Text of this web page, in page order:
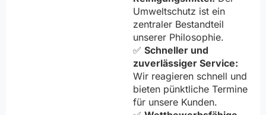
Umweltschutz ist ein
zentraler Bestandteil
unserer Philosophie.
✅ Schneller und
zuverlässiger Service:
Wir reagieren schnell und
bieten pünktliche Termine
für unsere Kunden.